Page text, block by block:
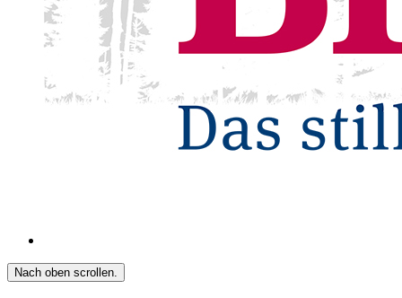
Nach oben scrollen.